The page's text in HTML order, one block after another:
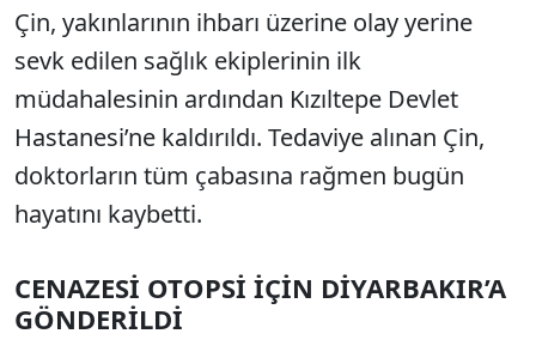
Çin, yakınlarının ihbarı üzerine olay yerine
sevk edilen sağlık ekiplerinin ilk
müdahalesinin ardından Kızıltepe Devlet
Hastanesi’ne kaldırıldı. Tedaviye alınan Çin,
doktorların tüm çabasına rağmen bugün
hayatını kaybetti.
CENAZESİ OTOPSİ İÇİN DİYARBAKIR’A
GÖNDERİLDİ